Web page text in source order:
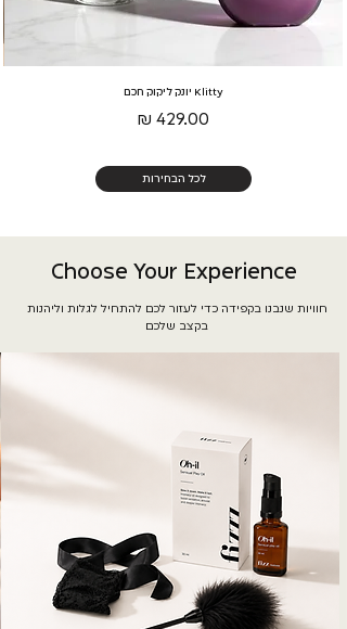
Klitty יונק ליקוק חכם
מחיר
לכל הבחירות
Choose Your Experience
​חוויות שנבנו בקפידה כדי לעזור לכם להתחיל לגלות וליהנות
בקצב שלכם